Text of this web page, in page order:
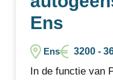
Ens
Ens 3200 -
In de functie van